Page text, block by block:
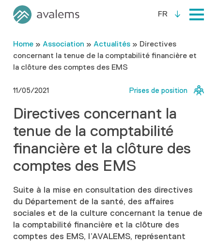
FR
Home» Association » Actualités» Directives
concernant la tenue de la comptabilité financière et
la clôture des comptes des EMS
11/05/2021 Prises de position
Directives concernant la
tenue de la comptabilité
financière et la clôture des
comptes des EMS
Suite à la mise en consultation des directives
du Département de la santé, des affaires
sociales et de la culture concernant la tenue de
la comptabilité financière et la clôture des
comptes des EMS, l’AVALEMS, représentant